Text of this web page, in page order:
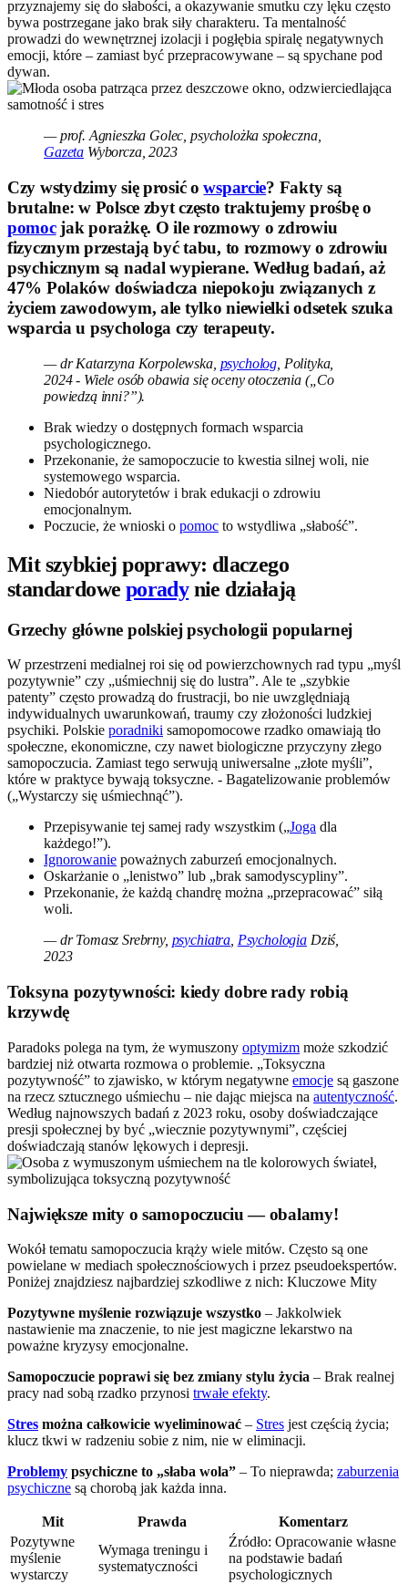
przyznajemy się do słabości, a okazywanie smutku czy lęku często
bywa postrzegane jako brak siły charakteru. Ta mentalność
prowadzi do wewnętrznej izolacji i pogłębia spiralę negatywnych
emocji, które – zamiast być przepracowywane – są spychane pod
dywan.
— prof. Agnieszka Golec, psycholożka społeczna,
Gazeta Wyborcza, 2023
Czy wstydzimy się prosić owsparcie? Fakty są
brutalne: w Polsce zbyt często traktujemy prośbę o
pomocjak porażkę. O ile rozmowy o zdrowiu
fizycznym przestają być tabu, to rozmowy o zdrowiu
psychicznym są nadal wypierane. Według badań, aż
47% Polaków doświadcza niepokoju związanych z
życiem zawodowym, ale tylko niewielki odsetek szuka
wsparcia u psychologa czy terapeuty.
— dr Katarzyna Korpolewska, psycholog , Polityka,
2024 - Wiele osób obawia się oceny otoczenia („Co
powiedzą inni?”).
Brak wiedzy o dostępnych formach wsparcia
psychologicznego.
Przekonanie, że samopoczucie to kwestia silnej woli, nie
systemowego wsparcia.
Niedobór autorytetów i brak edukacji o zdrowiu
emocjonalnym.
Poczucie, że wnioski o pomoc to wstydliwa „słabość”.
Mit szybkiej poprawy: dlaczego
standardowe poradynie działają
Grzechy główne polskiej psychologii popularnej
W przestrzeni medialnej roi się od powierzchownych rad typu „myśl
pozytywnie” czy „uśmiechnij się do lustra”. Ale te „szybkie
patenty” często prowadzą do frustracji, bo nie uwzględniają
indywidualnych uwarunkowań, traumy czy złożoności ludzkiej
psychiki. Polskie poradniki samopomocowe rzadko omawiają tło
społeczne, ekonomiczne, czy nawet biologiczne przyczyny złego
samopoczucia. Zamiast tego serwują uniwersalne „złote myśli”,
które w praktyce bywają toksyczne. - Bagatelizowanie problemów
(„Wystarczy się uśmiechnąć”).
Przepisywanie tej samej rady wszystkim („Joga dla
każdego!”).
Ignorowanie poważnych zaburzeń emocjonalnych.
Oskarżanie o „lenistwo” lub „brak samodyscypliny”.
Przekonanie, że każdą chandrę można „przepracować” siłą
woli.
— dr Tomasz Srebrny, psychiatra PsychologiaDziś,
2023
Toksyna pozytywności: kiedy dobre rady robią
krzywdę
Paradoks polega na tym, że wymuszony optymizm może szkodzić
bardziej niż otwarta rozmowa o problemie. „Toksyczna
pozytywność” to zjawisko, w którym negatywne emocje są gaszone
na rzecz sztucznego uśmiechu – nie dając miejsca na autentyczność.
Według najnowszych badań z 2023 roku, osoby doświadczające
presji społecznej by być „wiecznie pozytywnymi”, częściej
doświadczają stanów lękowych i depresji.
Największe mity o samopoczuciu — obalamy!
Wokół tematu samopoczucia krąży wiele mitów. Często są one
powielane w mediach społecznościowych i przez pseudoekspertów.
Poniżej znajdziesz najbardziej szkodliwe z nich: Kluczowe Mity
Pozytywne myślenie rozwiązuje wszystko – Jakkolwiek
nastawienie ma znaczenie, to nie jest magiczne lekarstwo na
poważne kryzysy emocjonalne.
Samopoczucie poprawi się bez zmiany stylu życia – Brak realnej
pracy nad sobą rzadko przynosi trwałe efekty.
Stres można całkowicie wyeliminować – Stres jest częścią życia;
klucz tkwi w radzeniu sobie z nim, nie w eliminacji.
Problemy psychiczne to „słaba wola” – To nieprawda; zaburzenia
psychiczne są chorobą jak każda inna.
Mit Prawda
Komentarz
Pozytywne
myślenie
wystarczy
Wymaga treningu i
systematyczności
Źródło: Opracowanie własne
na podstawie badań
psychologicznych